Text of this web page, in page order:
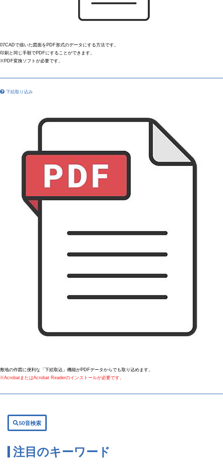
07CADで描いた図面をPDF形式のデータにする方法です。
印刷と同じ手順でPDFにすることができます。
※PDF変換ソフトが必要です。
下絵取り込み
敷地の作図に便利な「下絵取込」機能がPDFデータからでも取り込めます。
※AcrobatまたはAcrobat Readerのインストールが必要です。
50音検索
注目のキーワード